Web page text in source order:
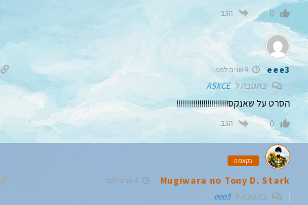
0 הגב
eee3
בתגובה לASXCE
הסרט על שאנקס!!!!!!!!!!!!!!!!!!!!!!!!!
0 הגב
נקאמה
Mugiwara no Tony D. Stark 4 שנים לפני
בתגובה לeee3